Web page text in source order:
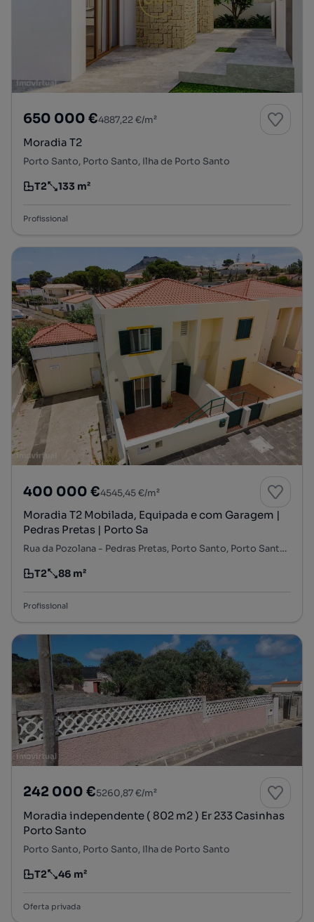
650 000 €4887,22 €/m²
Moradia T2
Porto Santo, Porto Santo, Ilha de Porto Santo
Tipologia
T2
Preço por metro quadrado
133 m²
Profissional
400 000 €4545,45 €/m²
Moradia T2 Mobilada, Equipada e com Garagem |
Pedras Pretas | Porto Sa
Rua da Pozolana - Pedras Pretas, Porto Santo, Porto Santo, Ilha de Porto Santo
Tipologia
T2
Preço por metro quadrado
88 m²
Profissional
242 000 €5260,87 €/m²
Moradia independente ( 802 m2 ) Er 233 Casinhas
Porto Santo
Porto Santo, Porto Santo, Ilha de Porto Santo
Tipologia
T2
Preço por metro quadrado
46 m²
Oferta privada